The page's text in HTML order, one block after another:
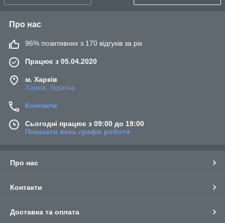
Про нас
96% позитивних з 170 відгуків за рік
Працює з 05.04.2020
м. Харків
Харків, Україна
Контакти
Сьогодні працює з 09:00 до 19:00
Показати весь графік роботи
Про нас
Контакти
Доставка та оплата